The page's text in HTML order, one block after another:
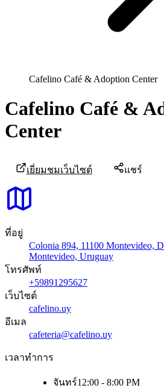
Cafelino Café & Adoption Center
Cafelino Café &
Center
เยี่ยมชมเว็บไซต์ แชร์
ที่อยู่
Colonia 894, 11100 Montevideo,
Montevideo, Uruguay
โทรศัพท์
+59891295627
เว็บไซต์
cafelino.uy
อีเมล
cafeteria@cafelino.uy
เวลาทำการ
จันทร์12:00 - 8:00 PM